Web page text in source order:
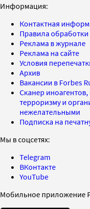
Информация:
Контактная
Правила обработки
Реклама в журнале
Реклама на сайте
Условия
Архив
Вакансии в Forbes
Сканер
терроризму и
нежелательными
Подписка на
Мы в соцсетях:
Telegram
ВКонтакте
YouTube
Мобильное приложение